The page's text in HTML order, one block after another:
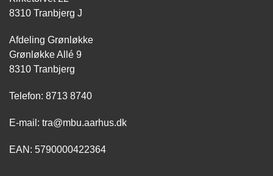
8310 Tranbjerg J
Afdeling Grønløkke
Grønløkke Allé 9
8310 Tranbjerg
Telefon: 8713 8740
E-mail: tra@mbu.aarhus.dk
EAN: 5790000422364